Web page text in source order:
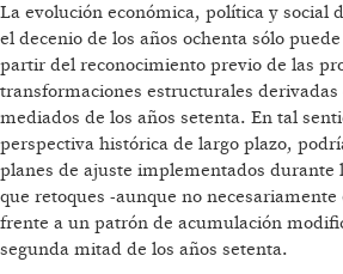
La evolución económica, política y social
el decenio de los años ochenta sólo
partir del reconocimiento previo de las
transformaciones estructurales
mediados de los años setenta. En tal
perspectiva histórica de largo plazo,
planes de ajuste implementados durante
que retoques -aunque no
frente a un patrón de acumulación
segunda mitad de los años setenta.